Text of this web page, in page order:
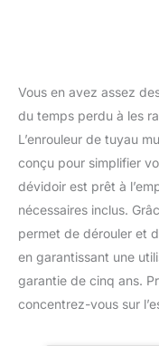
Vous en avez assez
du temps perdu à les
L’enrouleur de tuyau
conçu pour simplifier
dévidoir est prêt à
nécessaires inclus.
permet de dérouler et
en garantissant une
garantie de cinq ans.
concentrez-vous sur